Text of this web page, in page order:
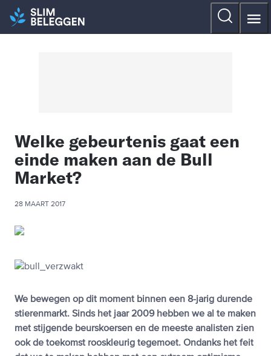
Welke gebeurtenis gaat een
einde maken aan de Bull
Market?
28 MAART 2017
We bewegen op dit moment binnen een 8-jarig durende
stierenmarkt. Sinds het jaar 2009 hebben we al te maken
met stijgende beurskoersen en de meeste analisten zien
ook de toekomst rooskleurig tegemoet. Ondanks het feit